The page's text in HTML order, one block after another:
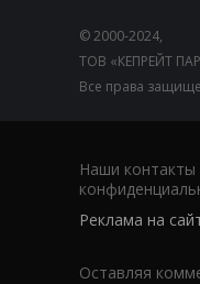
© 2000-2024,
ТОВ «КЕПРЕЙТ
Все права
Наши контакты
Реклама на
Оставляя